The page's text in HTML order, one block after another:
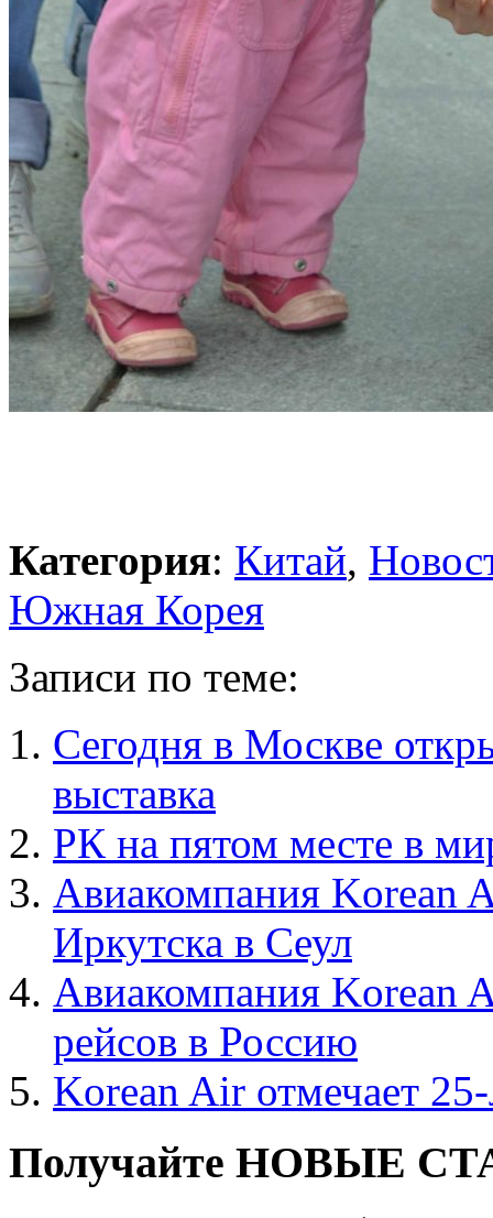
Категория: Китай,
Южная Корея
Записи по теме:
Сегодня в Москве
выставка
РК на пятом месте в
Авиакомпания Korean
Иркутска в Сеул
Авиакомпания Korean
рейсов в Россию
Korean Air отмечает
Получайте НОВЫЕ